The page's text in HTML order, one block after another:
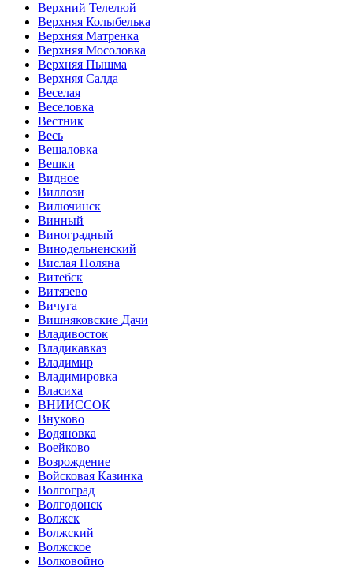
Верхний Телелюй
Верхняя Колыбелька
Верхняя Матренка
Верхняя Мосоловка
Верхняя Пышма
Верхняя Салда
Веселая
Веселовка
Вестник
Весь
Вешаловка
Вешки
Видное
Виллози
Вилючинск
Винный
Виноградный
Винодельненский
Вислая Поляна
Витебск
Витязево
Вичуга
Вишняковские Дачи
Владивосток
Владикавказ
Владимир
Владимировка
Власиха
ВНИИССОК
Внуково
Водяновка
Воейково
Возрождение
Войсковая Казинка
Волгоград
Волгодонск
Волжск
Волжский
Волжское
Волковойно